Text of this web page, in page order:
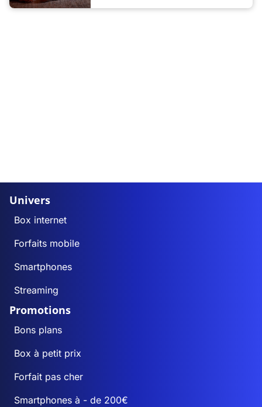
Univers
Box internet
Forfaits mobile
Smartphones
Streaming
Promotions
Bons plans
Box à petit prix
Forfait pas cher
Smartphones à - de 200€